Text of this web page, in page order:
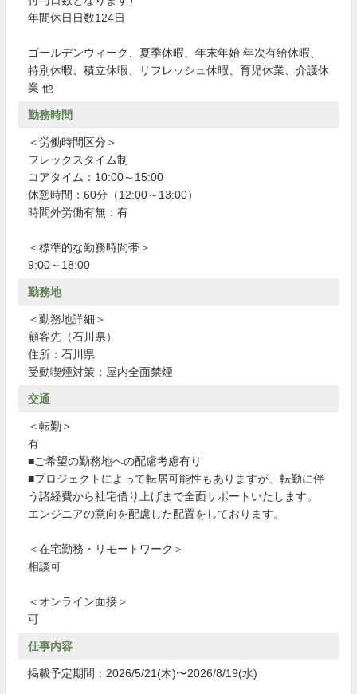
年間休日日数124日
ゴールデンウィーク、夏季休暇、年末年始 年次有給休暇、
特別休暇、積立休暇、リフレッシュ休暇、育児休業、介護休
業 他
勤務時間
＜労働時間区分＞
フレックスタイム制
コアタイム：10:00～15:00
休憩時間：60分（12:00～13:00）
時間外労働有無：有
＜標準的な勤務時間帯＞
9:00～18:00
勤務地
＜勤務地詳細＞
顧客先（石川県）
住所：石川県
受動喫煙対策：屋内全面禁煙
交通
＜転勤＞
有
■ご希望の勤務地への配慮考慮有り
■プロジェクトによって転居可能性もありますが、転勤に伴
う諸経費から社宅借り上げまで全面サポートいたします。
エンジニアの意向を配慮した配置をしております。
＜在宅勤務・リモートワーク＞
相談可
＜オンライン面接＞
可
仕事内容
掲載予定期間：2026/5/21(木)〜2026/8/19(水)